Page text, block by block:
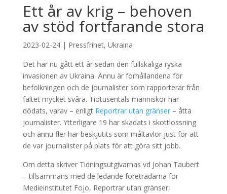
Ett år av krig – behoven
av stöd fortfarande stora
2023-02-24| Pressfrihet, Ukraina
Det har nu gått ett år sedan den fullskaliga ryska
invasionen av Ukraina. Ännu är förhållandena för
befolkningen och de journalister som rapporterar från
fältet mycket svåra. Tiotusentals människor har
dödats, varav – enligt Reportrar utan gränser– åtta
journalister. Ytterligare 19 har skadats i skottlossning
och ännu fler har beskjutits som måltavlor just för att
de var journalister på plats för att göra sitt jobb.
Om detta skriver Tidningsutgivarnas vd Johan Taubert
– tillsammans med de ledande företrädarna för
Medieinstitutet Fojo, Reportrar utan gränser,